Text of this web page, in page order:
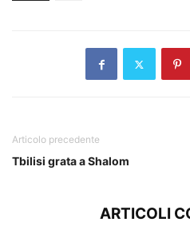
Articolo precedente
Tbilisi grata a Shalom
ARTICOLI